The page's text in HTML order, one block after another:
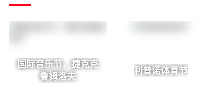
国际音乐节，捷克克
鲁姆洛夫
利普诺体育节